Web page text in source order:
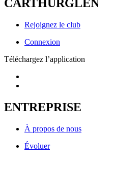
CARTHURGLEN
Rejoignez le club
Connexion
Téléchargez l’application
ENTREPRISE
À propos de nous
Évoluer